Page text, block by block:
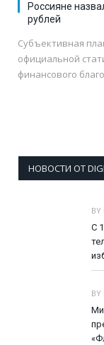
Россияне
рублей
Субъективная
официальной
финансового
НОВОСТИ ОТ
BY
С
BY